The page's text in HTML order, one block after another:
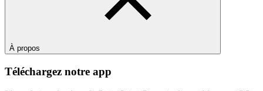
À propos
Téléchargez notre app